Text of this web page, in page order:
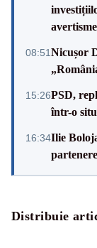
08:51Nicușor
15:26PSD,
într-o
16:34Ilie
Distribuie